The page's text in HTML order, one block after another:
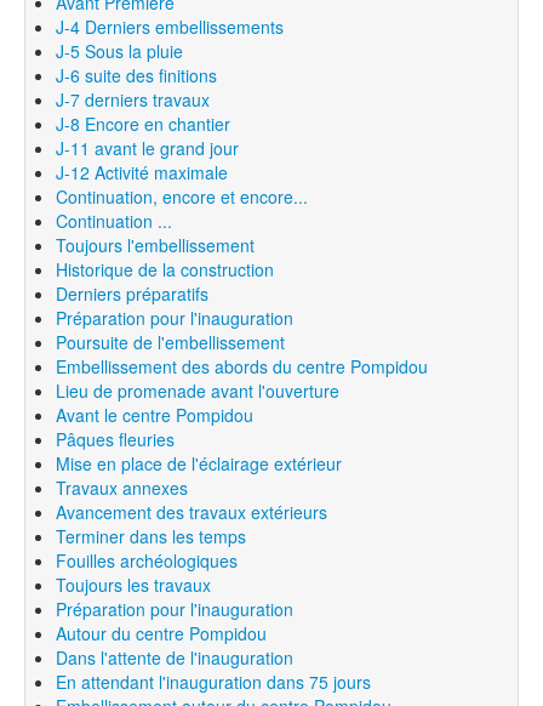
J-4 Derniers embellissements
J-5 Sous la pluie
J-6 suite des finitions
J-7 derniers travaux
J-8 Encore en chantier
J-11 avant le grand jour
J-12 Activité maximale
Continuation, encore et encore...
Continuation ...
Toujours l'embellissement
Historique de la construction
Derniers préparatifs
Préparation pour l'inauguration
Poursuite de l'embellissement
Embellissement des abords du centre Pompidou
Lieu de promenade avant l'ouverture
Avant le centre Pompidou
Pâques fleuries
Mise en place de l'éclairage extérieur
Travaux annexes
Avancement des travaux extérieurs
Terminer dans les temps
Fouilles archéologiques
Toujours les travaux
Préparation pour l'inauguration
Autour du centre Pompidou
Dans l'attente de l'inauguration
En attendant l'inauguration dans 75 jours